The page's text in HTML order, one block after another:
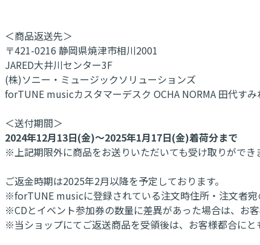
＜商品返送先＞
〒421-0216 静岡県焼津市相川2001
JARED大井川センター3F
(株)ソニー・ミュージックソリューションズ
forTUNE musicカスタマーデスク OCHA NORMA 田代す
＜送付期間＞
2024年12月13日(金)～2025年1月17日(金)着荷分まで
※上記期限外に商品をお送りいただいても受け取りができ
ご返金時期は2025年2月以降を予定しております。
※forTUNE musicに登録されている注文時住所・注文者宛
※CDとイベント参加券の数量に差異があった場合は、お
※当ショップにてご返送商品を受領後は、お客様都合に